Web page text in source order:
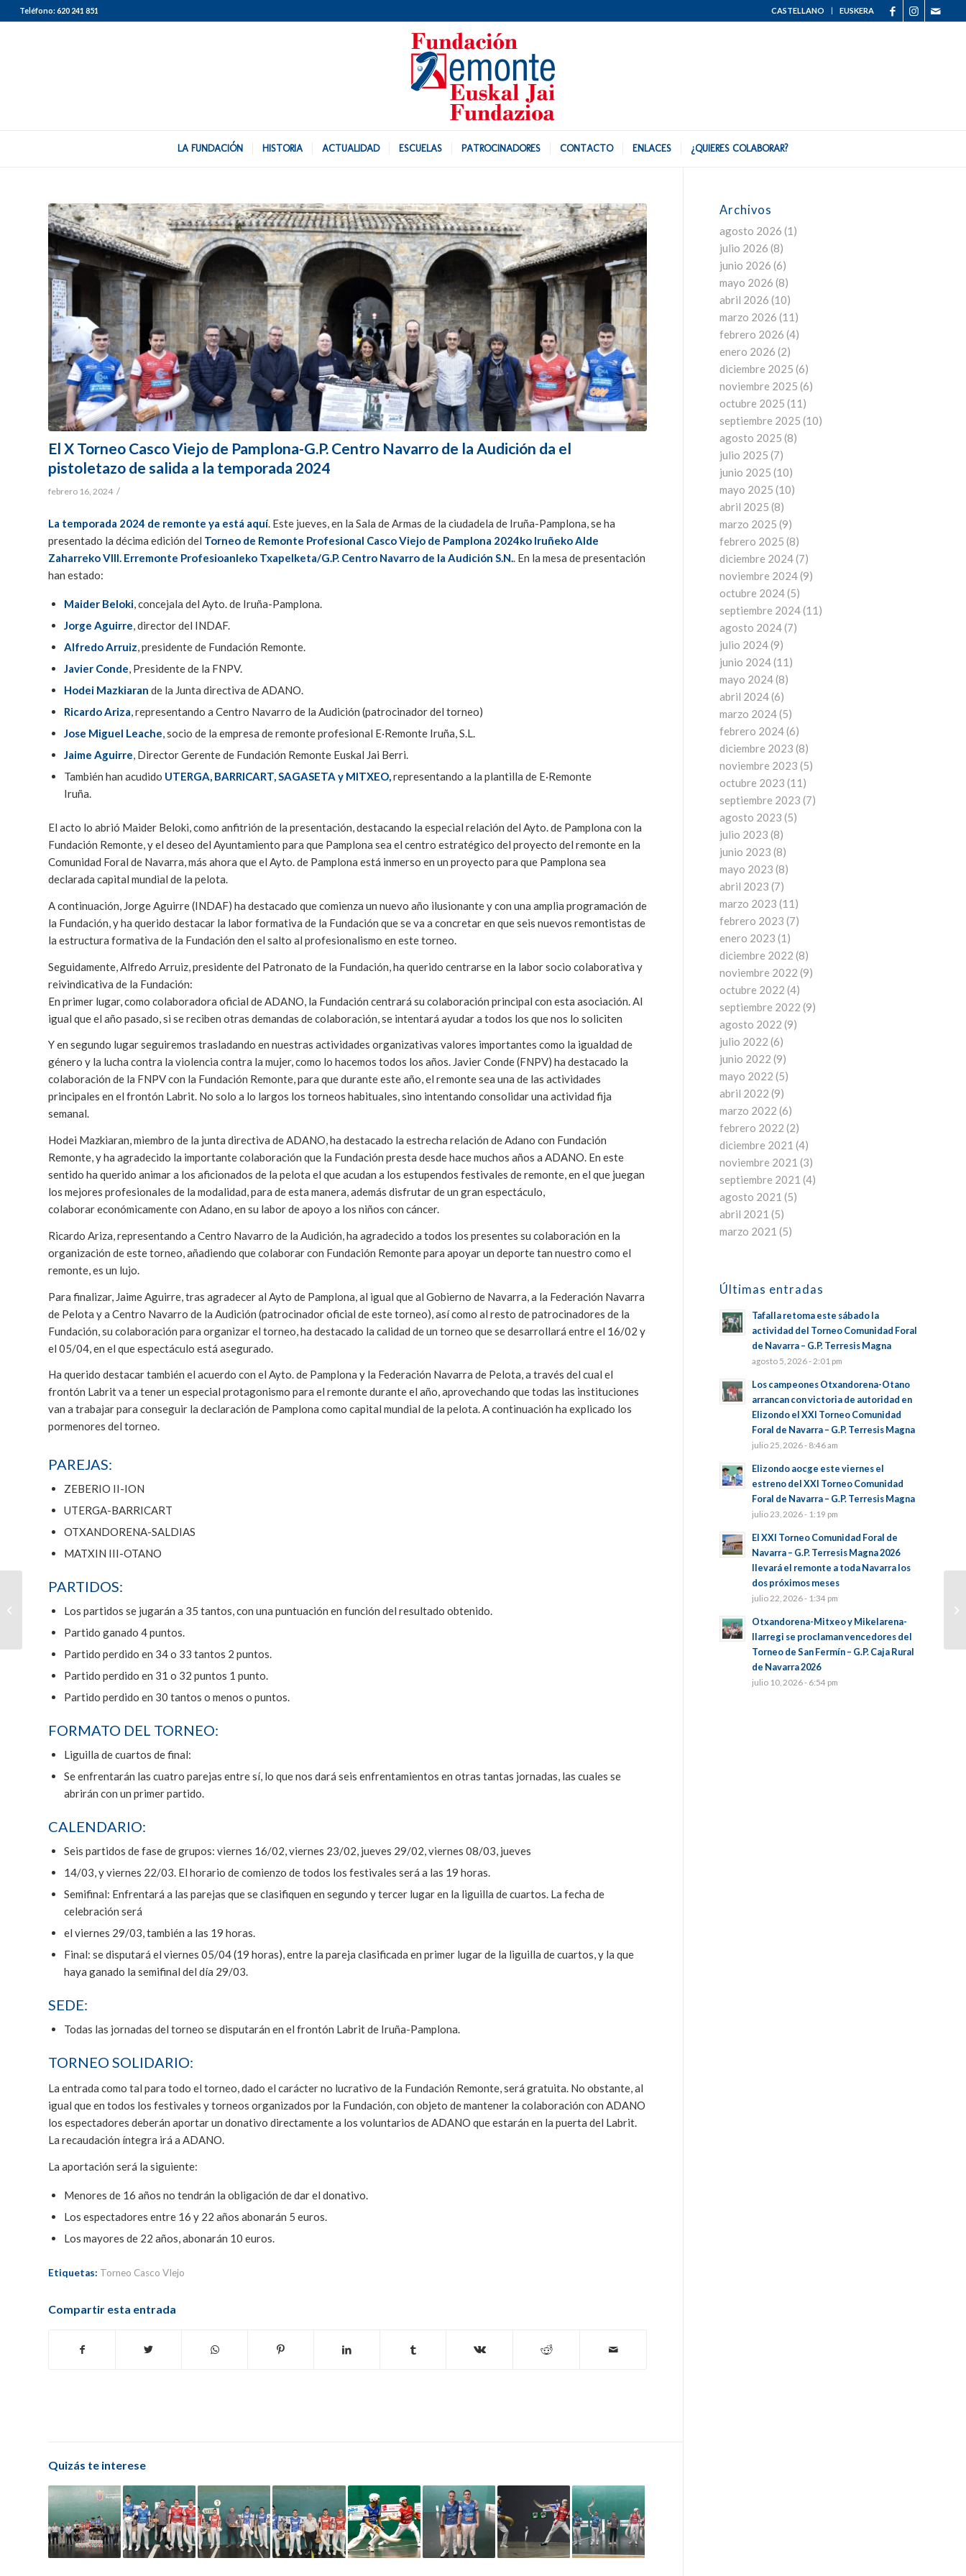
CASTELLANO EUSKERA
Teléfono:620 241 851
LA FUNDACIÓN HISTORIA ACTUALIDAD ESCUELAS PATROCINADORES CONTACTO ENLACES ¿QUIERES COLABORAR?
El X Torneo Casco Viejo de Pamplona-G.P. Centro Navarro de la Audición da el
pistoletazo de salida a la temporada 2024
febrero 16, 2024 /
La temporada 2024 de remonte ya está aquí. Este jueves, en la Sala de Armas de la ciudadela de Iruña-Pamplona, se ha
presentado la décima edición del Torneo de Remonte Profesional Casco Viejo de Pamplona 2024ko Iruñeko Alde
Zaharreko VIII. Erremonte Profesioanleko Txapelketa/G.P. Centro Navarro de la Audición S.N.. En la mesa de presentación
han estado:
Maider Beloki, concejala del Ayto. de Iruña-Pamplona.
Jorge Aguirre, director del INDAF.
Alfredo Arruiz, presidente de Fundación Remonte.
Javier Conde, Presidente de la FNPV.
Hodei Mazkiaran de la Junta directiva de ADANO.
Ricardo Ariza, representando a Centro Navarro de la Audición (patrocinador del torneo)
Jose Miguel Leache, socio de la empresa de remonte profesional E·Remonte Iruña, S.L.
Jaime Aguirre, Director Gerente de Fundación Remonte Euskal Jai Berri.
También han acudido UTERGA, BARRICART, SAGASETA y MITXEO,representando a la plantilla de E·Remonte
Iruña.
El acto lo abrió Maider Beloki, como anfitrión de la presentación, destacando la especial relación del Ayto. de Pamplona con la
Fundación Remonte, y el deseo del Ayuntamiento para que Pamplona sea el centro estratégico del proyecto del remonte en la
Comunidad Foral de Navarra, más ahora que el Ayto. de Pamplona está inmerso en un proyecto para que Pamplona sea
declarada capital mundial de la pelota.
A continuación, Jorge Aguirre (INDAF) ha destacado que comienza un nuevo año ilusionante y con una amplia programación de
la Fundación, y ha querido destacar la labor formativa de la Fundación que se va a concretar en que seis nuevos remontistas de
la estructura formativa de la Fundación den el salto al profesionalismo en este torneo.
Seguidamente, Alfredo Arruiz, presidente del Patronato de la Fundación, ha querido centrarse en la labor socio colaborativa y
reivindicativa de la Fundación:
En primer lugar, como colaboradora oficial de ADANO, la Fundación centrará su colaboración principal con esta asociación. Al
igual que el año pasado, si se reciben otras demandas de colaboración, se intentará ayudar a todos los que nos lo soliciten
Y en segundo lugar seguiremos trasladando en nuestras actividades organizativas valores importantes como la igualdad de
género y la lucha contra la violencia contra la mujer, como lo hacemos todos los años. Javier Conde (FNPV) ha destacado la
colaboración de la FNPV con la Fundación Remonte, para que durante este año, el remonte sea una de las actividades
principales en el frontón Labrit. No solo a lo largos los torneos habituales, sino intentando consolidar una actividad fija
semanal.
Hodei Mazkiaran, miembro de la junta directiva de ADANO, ha destacado la estrecha relación de Adano con Fundación
Remonte, y ha agradecido la importante colaboración que la Fundación presta desde hace muchos años a ADANO. En este
sentido ha querido animar a los aficionados de la pelota el que acudan a los estupendos festivales de remonte, en el que juegan
los mejores profesionales de la modalidad, para de esta manera, además disfrutar de un gran espectáculo,
colaborar económicamente con Adano, en su labor de apoyo a los niños con cáncer.
Ricardo Ariza, representando a Centro Navarro de la Audición, ha agradecido a todos los presentes su colaboración en la
organización de este torneo, añadiendo que colaborar con Fundación Remonte para apoyar un deporte tan nuestro como el
remonte, es un lujo.
Para finalizar, Jaime Aguirre, tras agradecer al Ayto de Pamplona, al igual que al Gobierno de Navarra, a la Federación Navarra
de Pelota y a Centro Navarro de la Audición (patrocinador oficial de este torneo), así como al resto de patrocinadores de la
Fundación, su colaboración para organizar el torneo, ha destacado la calidad de un torneo que se desarrollará entre el 16/02 y
el 05/04, en el que espectáculo está asegurado.
Ha querido destacar también el acuerdo con el Ayto. de Pamplona y la Federación Navarra de Pelota, a través del cual el
frontón Labrit va a tener un especial protagonismo para el remonte durante el año, aprovechando que todas las instituciones
van a trabajar para conseguir la declaración de Pamplona como capital mundial de la pelota. A continuación ha explicado los
pormenores del torneo.
PAREJAS:
ZEBERIO II-ION
UTERGA-BARRICART
OTXANDORENA-SALDIAS
MATXIN III-OTANO
PARTIDOS:
Los partidos se jugarán a 35 tantos, con una puntuación en función del resultado obtenido.
Partido ganado 4 puntos.
Partido perdido en 34 o 33 tantos 2 puntos.
Partido perdido en 31 o 32 puntos 1 punto.
Partido perdido en 30 tantos o menos o puntos.
FORMATO DEL TORNEO:
Liguilla de cuartos de final:
Se enfrentarán las cuatro parejas entre sí, lo que nos dará seis enfrentamientos en otras tantas jornadas, las cuales se
abrirán con un primer partido.
CALENDARIO:
Seis partidos de fase de grupos: viernes 16/02, viernes 23/02, jueves 29/02, viernes 08/03, jueves
14/03, y viernes 22/03. El horario de comienzo de todos los festivales será a las 19 horas.
Semifinal: Enfrentará a las parejas que se clasifiquen en segundo y tercer lugar en la liguilla de cuartos. La fecha de
celebración será
el viernes 29/03, también a las 19 horas.
Final: se disputará el viernes 05/04 (19 horas), entre la pareja clasificada en primer lugar de la liguilla de cuartos, y la que
haya ganado la semifinal del día 29/03.
SEDE:
Todas las jornadas del torneo se disputarán en el frontón Labrit de Iruña-Pamplona.
TORNEO SOLIDARIO:
La entrada como tal para todo el torneo, dado el carácter no lucrativo de la Fundación Remonte, será gratuita. No obstante, al
igual que en todos los festivales y torneos organizados por la Fundación, con objeto de mantener la colaboración con ADANO
los espectadores deberán aportar un donativo directamente a los voluntarios de ADANO que estarán en la puerta del Labrit.
La recaudación íntegra irá a ADANO.
La aportación será la siguiente:
Menores de 16 años no tendrán la obligación de dar el donativo.
Los espectadores entre 16 y 22 años abonarán 5 euros.
Los mayores de 22 años, abonarán 10 euros.
Etiquetas: Torneo Casco VIejo
Compartir esta entrada
Quizás te interese
Archivos
agosto 2026 (1)
julio 2026 (8)
junio 2026 (6)
mayo 2026 (8)
abril 2026 (10)
marzo 2026 (11)
febrero 2026 (4)
enero 2026 (2)
diciembre 2025 (6)
noviembre 2025 (6)
octubre 2025 (11)
septiembre 2025 (10)
agosto 2025 (8)
julio 2025 (7)
junio 2025 (10)
mayo 2025 (10)
abril 2025 (8)
marzo 2025 (9)
febrero 2025 (8)
diciembre 2024(7)
noviembre 2024(9)
octubre 2024(5)
septiembre 2024(11)
agosto 2024(7)
julio 2024(9)
junio 2024(11)
mayo 2024(8)
abril 2024(6)
marzo 2024(5)
febrero 2024(6)
diciembre 2023 (8)
noviembre 2023 (5)
octubre 2023 (11)
septiembre 2023 (7)
agosto 2023 (5)
julio 2023 (8)
junio 2023 (8)
mayo 2023 (8)
abril 2023 (7)
marzo 2023 (11)
febrero 2023 (7)
enero 2023 (1)
diciembre 2022 (8)
noviembre 2022 (9)
octubre 2022 (4)
septiembre 2022 (9)
agosto 2022 (9)
julio 2022 (6)
junio 2022 (9)
mayo 2022 (5)
abril 2022 (9)
marzo 2022 (6)
febrero 2022 (2)
diciembre 2021 (4)
noviembre 2021 (3)
septiembre 2021 (4)
agosto 2021 (5)
abril 2021 (5)
marzo 2021 (5)
Últimas entradas
Tafalla retoma este sábado la
actividad del Torneo Comunidad Foral
de Navarra – G.P. Terresis Magna
agosto 5, 2026 - 2:01 pm
Los campeones Otxandorena-Otano
arrancan con victoria de autoridad en
Elizondo el XXI Torneo Comunidad
Foral de Navarra – G.P. Terresis Magna
julio 25, 2026 - 8:46 am
Elizondo aocge este viernes el
estreno del XXI Torneo Comunidad
Foral de Navarra – G.P. Terresis Magna
julio 23, 2026 - 1:19 pm
El XXI Torneo Comunidad Foral de
Navarra – G.P. Terresis Magna 2026
llevará el remonte a toda Navarra los
dos próximos meses
julio 22, 2026 - 1:34 pm
Otxandorena-Mitxeo y Mikelarena-
Ilarregi se proclaman vencedores del
Torneo de San Fermín – G.P. Caja Rural
de Navarra 2026
julio 10, 2026 - 6:54 pm
La Fundación Remonte
estival mixto de pala y
remonte en...